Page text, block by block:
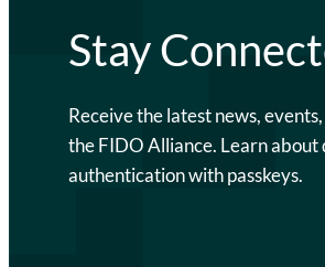
Stay
Receive the latest news,
the FIDO Alliance. Learn
authentication with passkeys.